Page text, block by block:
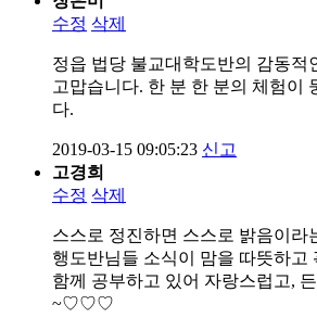
수정 삭제
정읍 법당 불교대학도반의 감동적
고맙습니다. 한 분 한 분의 체험이
다.
2019-03-15 09:05:23 신고
고경희
수정 삭제
스스로 정진하면 스스로 밝음이라
행도반님들 소식이 맘을 따뜻하고
함께 공부하고 있어 자랑스럽고,
~♡♡♡